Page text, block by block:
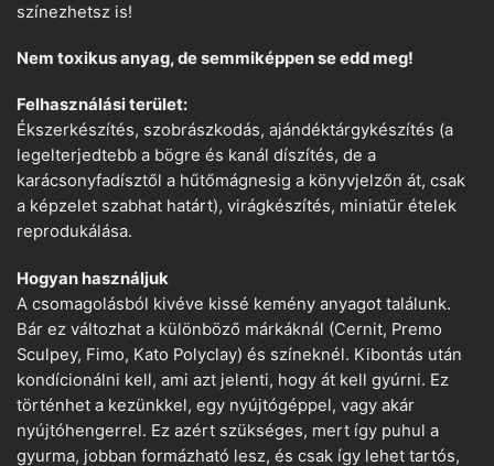
színezhetsz is!
Nem toxikus anyag, de semmiképpen se edd meg!
Felhasználási terület:
Ékszerkészítés, szobrászkodás, ajándéktárgykészítés (a
legelterjedtebb a bögre és kanál díszítés, de a
karácsonyfadísztől a hűtőmágnesig a könyvjelzőn át, csak
a képzelet szabhat határt), virágkészítés, miniatűr ételek
reprodukálása.
Hogyan használjuk
A csomagolásból kivéve kissé kemény anyagot találunk.
Bár ez változhat a különböző márkáknál (Cernit, Premo
Sculpey, Fimo, Kato Polyclay) és színeknél. Kibontás után
kondícionálni kell, ami azt jelenti, hogy át kell gyúrni. Ez
történhet a kezünkkel, egy nyújtógéppel, vagy akár
nyújtóhengerrel. Ez azért szükséges, mert így puhul a
gyurma, jobban formázható lesz, és csak így lehet tartós,